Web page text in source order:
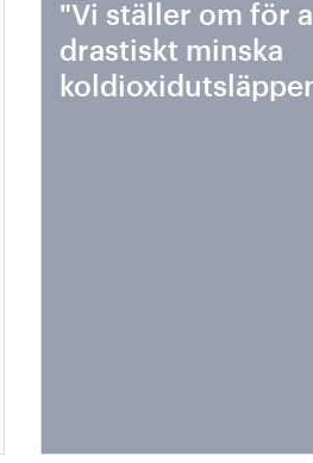
"Vi ställer om för
drastiskt minska